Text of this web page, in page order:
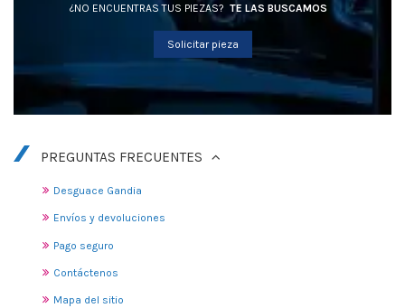
¿NO ENCUENTRAS TUS PIEZAS? TE LAS BUSCAMOS
Solicitar pieza
PREGUNTAS FRECUENTES
Desguace Gandia
Envíos y devoluciones
Pago seguro
Contáctenos
Mapa del sitio